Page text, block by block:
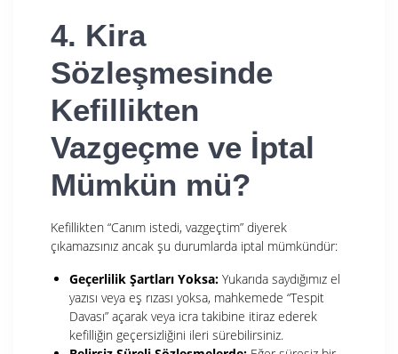
4. Kira
Sözleşmesinde
Kefillikten
Vazgeçme ve İptal
Mümkün mü?
Kefillikten “Canım istedi, vazgeçtim” diyerek
çıkamazsınız ancak şu durumlarda iptal mümkündür:
Geçerlilik Şartları Yoksa: Yukarıda saydığımız el
yazısı veya eş rızası yoksa, mahkemede “Tespit
Davası” açarak veya icra takibine itiraz ederek
kefilliğin geçersizliğini ileri sürebilirsiniz.